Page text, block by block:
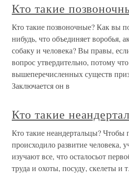
Кто такие
Кто такие позвоночные? Как вы
нибудь, что объединяет воробья,
собаку и человека? Вы правы,
вопрос утвердительно, потому
вышеперечисленных существ
Заключается он в
Кто такие
Кто такие неандертальцы? Чтобы
происходило развитие человека,
изучают все, что осталосьот
труда и охоты, посуду, скелеты и